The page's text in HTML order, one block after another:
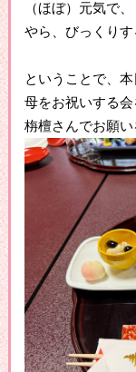
（ほぼ）元気で
やら、びっくりす
ということで、
母をお祝いする会
栴檀さんでお願い